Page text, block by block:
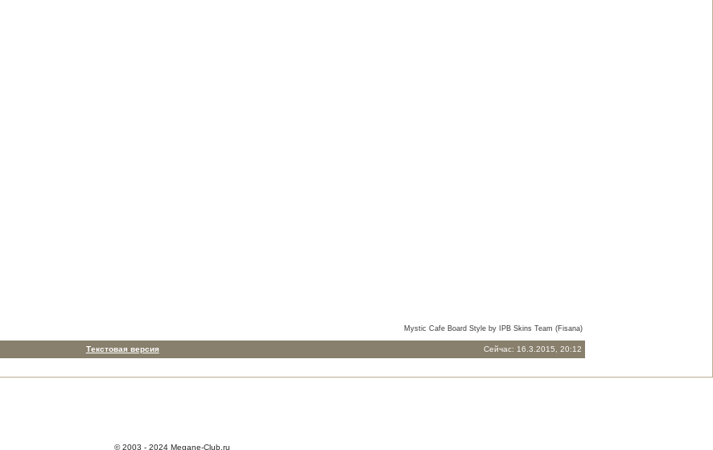
Mystic Cafe Board Style by IPB Skins Team (Fisana)
Текстовая версия Сейчас: 16.3.2015, 20:12
© 2003 - 2024 Megane-Club.ru